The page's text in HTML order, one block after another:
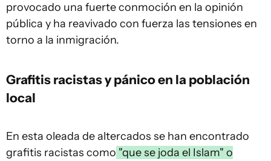
provocado una fuerte conmoción en la opinión
pública y ha reavivado con fuerza las tensiones en
torno a la inmigración.
Grafitis racistas y pánico en la población
local
En esta oleada de altercados se han encontrado
grafitis racistas como "que se joda el Islam" o